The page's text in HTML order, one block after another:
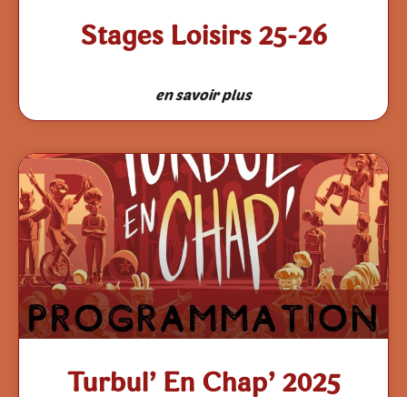
Stages Loisirs 25-26
en savoir plus
Turbul’ En Chap’ 2025